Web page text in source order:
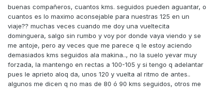
buenas compañeros, cuantos kms. seguidos pueden aguantar, o
cuantos es lo maximo aconsejable para nuestras 125 en un
viaje?? muchas veces cuando me doy una vueltecita
dominguera, salgo sin rumbo y voy por donde vaya viendo y se
me antoje, pero ay veces que me parece q le estoy aciendo
demasiados kms seguidos ala makina.., no la suelo yevar muy
forzada, la mantengo en rectas a 100-105 y si tengo q adelantar
pues le aprieto aloq da, unos 120 y vuelta al ritmo de antes..
algunos me dicen q no mas de 80 ó 90 kms seguidos, otros me